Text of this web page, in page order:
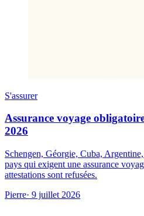
S'assurer
Assurance voyage
2026
Schengen, Géorgie, Cuba,
pays qui exigent une assurance
attestations sont refusées.
Pierre· 9 juillet 2026